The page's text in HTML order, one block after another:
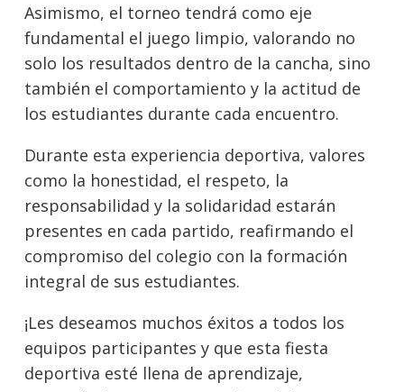
Asimismo, el torneo tendrá como eje
fundamental el juego limpio, valorando no
solo los resultados dentro de la cancha, sino
también el comportamiento y la actitud de
los estudiantes durante cada encuentro.
Durante esta experiencia deportiva, valores
como la honestidad, el respeto, la
responsabilidad y la solidaridad estarán
presentes en cada partido, reafirmando el
compromiso del colegio con la formación
integral de sus estudiantes.
¡Les deseamos muchos éxitos a todos los
equipos participantes y que esta fiesta
deportiva esté llena de aprendizaje,